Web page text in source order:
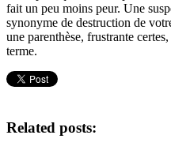
fait un peu moins peur. Une
synonyme de destruction de
une parenthèse, frustrante
terme.
Related posts: